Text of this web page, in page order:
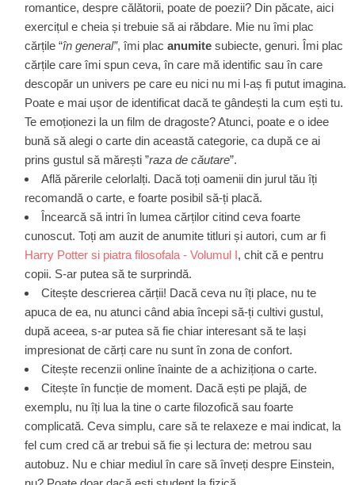
romantice, despre călătorii, poate de poezii? Din păcate, aici
exercițul e cheia și trebuie să ai răbdare. Mie nu îmi plac
cărțile “în general”, îmi plac anumite subiecte, genuri. Îmi plac
cărțile care îmi spun ceva, în care mă identific sau în care
descopăr un univers pe care eu nici nu mi l-aș fi putut imagina.
Poate e mai ușor de identificat dacă te gândești la cum ești tu.
Te emoționezi la un film de dragoste? Atunci, poate e o idee
bună să alegi o carte din această categorie, ca după ce ai
prins gustul să mărești ”raza de căutare”.
Află părerile celorlalți. Dacă toți oamenii din jurul tău îți
recomandă o carte, e foarte posibil să-ți placă.
Încearcă să intri în lumea cărților citind ceva foarte
cunoscut. Toți am auzit de anumite titluri și autori, cum ar fi
Harry Potter si piatra filosofala - Volumul I, chit că e pentru
copii. S-ar putea să te surprindă.
Citește descrierea cărții! Dacă ceva nu îți place, nu te
apuca de ea, nu atunci când abia începi să-ți cultivi gustul,
după aceea, s-ar putea să fie chiar interesant să te lași
impresionat de cărți care nu sunt în zona de confort.
Citește recenzii online înainte de a achiziționa o carte.
Citește în funcție de moment. Dacă ești pe plajă, de
exemplu, nu îți lua la tine o carte filozofică sau foarte
complicată. Ceva simplu, care să te relaxeze e mai indicat, la
fel cum cred că ar trebui să fie și lectura de: metrou sau
autobuz. Nu e chiar mediul în care să înveți despre Einstein,